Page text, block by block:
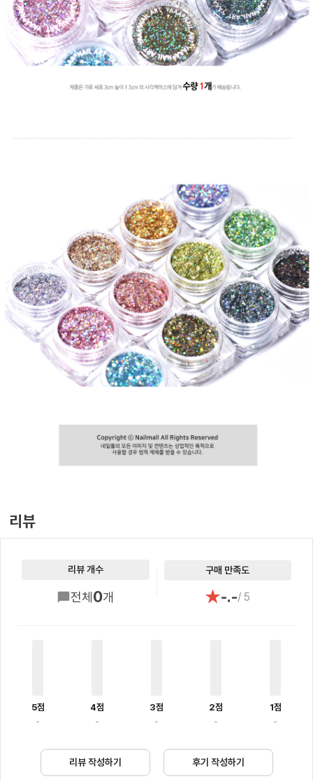
리뷰
리뷰 개수
전체 0개
구매 만족도
★-.-/ 5
5점
-
4점
-
3점
-
2점
-
1점
-
리뷰 작성하기 후기 작성하기